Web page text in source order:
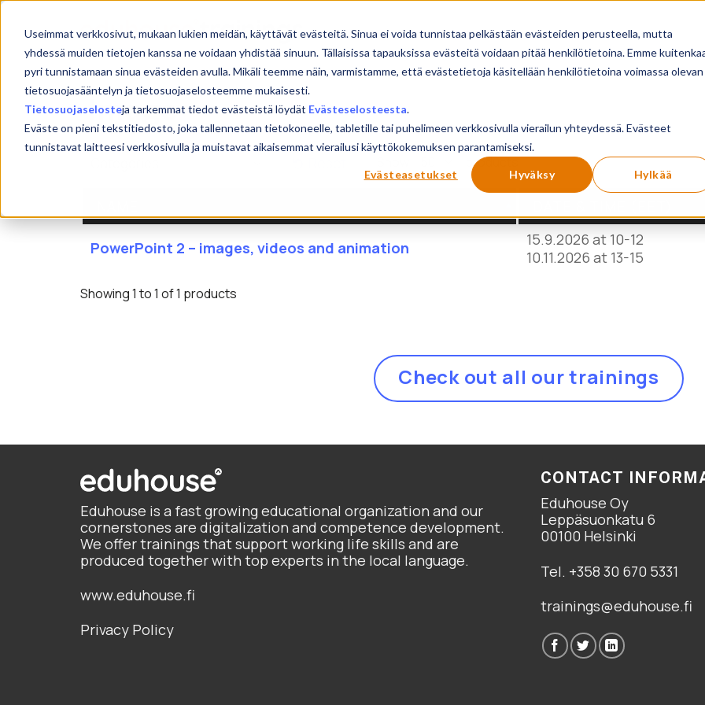
Useimmat verkkosivut, mukaan lukien meidän, käyttävät evästeitä. Sinua ei voida tunnistaa pelkästään evästeiden perusteella, mutta
yhdessä muiden tietojen kanssa ne voidaan yhdistää sinuun. Tällaisissa tapauksissa evästeitä voidaan pitää henkilötietoina. Emme
pyri tunnistamaan sinua evästeiden avulla. Mikäli teemme näin, varmistamme, että evästetietoja käsitellään henkilötietoina voimassa olevan
tietosuojasääntelyn ja tietosuojaselosteemme mukaisesti.
Tietosuojaselosteja tarkemmat tiedot evästeistä löydät Evästeselosteesta.
Eväste on pieni tekstitiedosto, joka tallennetaan tietokoneelle, tabletille tai puhelimeen verkkosivulla vierailun yhteydessä. Evästeet
tunnistavat laitteesi verkkosivulla ja muistavat aikaisemmat vierailusi käyttökokemuksen parantamiseksi.
Evästeasetukset Hyväksy Hylkää
Skip
content
Image
products
PowerPoint 2 – images, videos and animation
15.9.2026 at 10-12
10.11.2026 at 13-15
Showing 1 to 1 of 1 products
Check out all our trainings
Eduhouse is a fast growing educational organization and our
cornerstones are digitalization and competence development.
We offer trainings that support working life skills and are
produced together with top experts in the local language.
www.eduhouse.fi
Privacy Policy
CONTACT
Eduhouse Oy
Leppäsuonkatu 6
00100 Helsinki
Tel. +358 30 670 5331
trainings@eduhouse.fi